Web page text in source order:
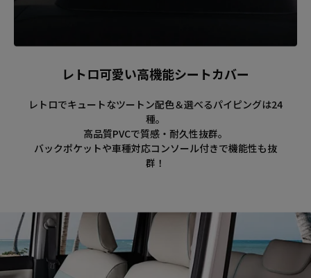
レトロ可愛い高機能シートカバー
レトロでキュートなツートン配色＆選べるパイピングは24
種。
高品質PVCで質感・耐久性抜群。
バックポケットや車種対応コンソール付きで機能性も抜
群！